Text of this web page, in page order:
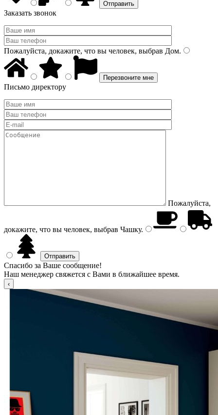
Заказать звонок
Пожалуйста, докажите, что вы человек, выбрав Дом.
Письмо директору
Пожалуйста,
докажите, что вы человек, выбрав Чашку.
Спасибо за Ваше сообщение!
Наш менеджер свяжется с Вами в ближайшее время.